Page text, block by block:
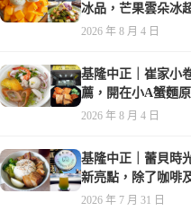
冰品，芒果雲朵冰
在水準之上
2026 年 8 月 4 日
基隆中正｜崔家小
薦，開在小A蟹麵
2026 年 8 月 4 日
基隆中正｜蕾貝時
新亮點，除了咖啡
2026 年 7 月 31 日